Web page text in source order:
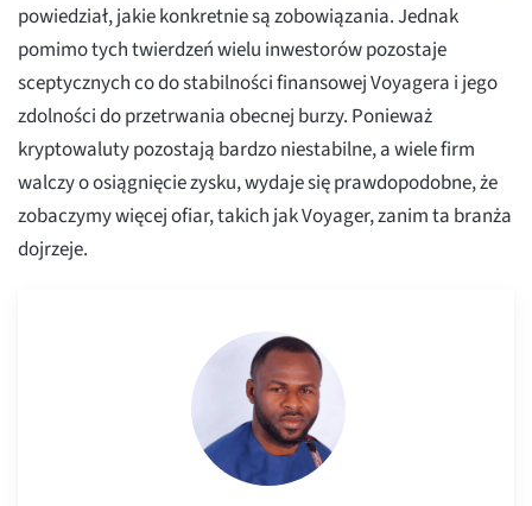
powiedział, jakie konkretnie są zobowiązania. Jednak
pomimo tych twierdzeń wielu inwestorów pozostaje
sceptycznych co do stabilności finansowej Voyagera i jego
zdolności do przetrwania obecnej burzy. Ponieważ
kryptowaluty pozostają bardzo niestabilne, a wiele firm
walczy o osiągnięcie zysku, wydaje się prawdopodobne, że
zobaczymy więcej ofiar, takich jak Voyager, zanim ta branża
dojrzeje.